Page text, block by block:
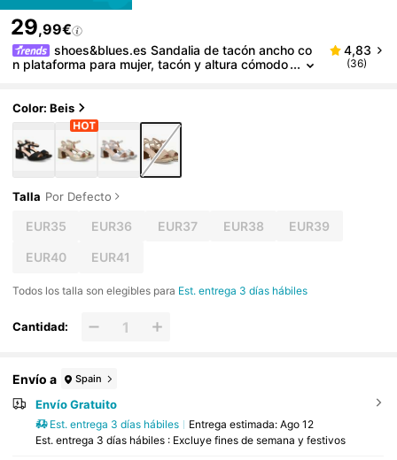
29,99€
shoes&blues.es Sandalia de tacón ancho co
n plataforma para mujer, tacón y altura cómodo
4,83
(36)
Color: Beis
Talla Por Defecto
EUR35 EUR36 EUR37 EUR38 EUR39
EUR40 EUR41
Todos los talla son elegibles para Est. entrega 3 días hábiles
Cantidad:
Envío a Spain
Envío Gratuito
Est. entrega 3 días hábiles Entrega estimada: Ago 12
Est. entrega 3 días hábiles : Excluye fines de semana y festivos